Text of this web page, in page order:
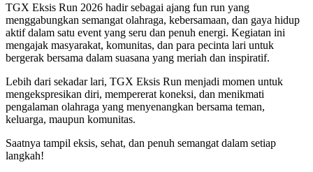
TGX Eksis Run 2026 hadir sebagai ajang fun run yang
menggabungkan semangat olahraga, kebersamaan, dan gaya hidup
aktif dalam satu event yang seru dan penuh energi. Kegiatan ini
mengajak masyarakat, komunitas, dan para pecinta lari untuk
bergerak bersama dalam suasana yang meriah dan inspiratif.
Lebih dari sekadar lari, TGX Eksis Run menjadi momen untuk
mengekspresikan diri, mempererat koneksi, dan menikmati
pengalaman olahraga yang menyenangkan bersama teman,
keluarga, maupun komunitas.
Saatnya tampil eksis, sehat, dan penuh semangat dalam setiap
langkah!